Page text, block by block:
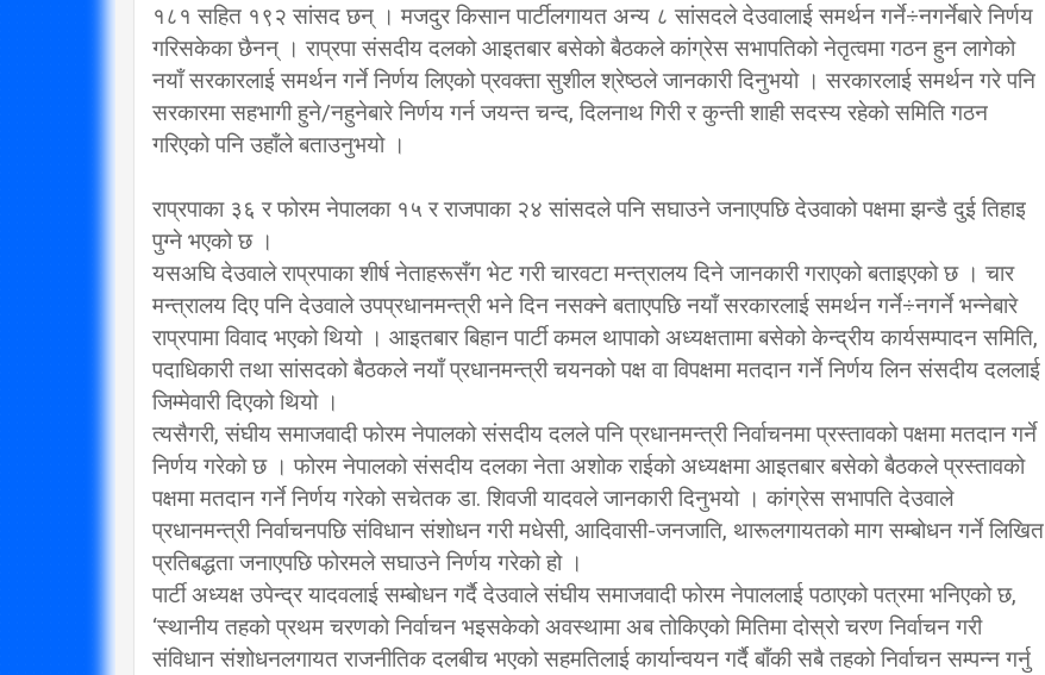
१८१ सहित १९२ सांसद छन् । मजदुर किसान पार्टीलगायत अन्य ८ सांसदले देउवालाई समर्थन गर्ने÷नगर्नेबारे निर्णय
गरिसकेका छैनन् । राप्रपा संसदीय दलको आइतबार बसेको बैठकले कांग्रेस सभापतिको नेतृत्वमा गठन हुन लागेको
नयाँ सरकारलाई समर्थन गर्ने निर्णय लिएको प्रवक्ता सुशील श्रेष्ठले जानकारी दिनुभयो । सरकारलाई समर्थन गरे पनि
सरकारमा सहभागी हुने/नहुनेबारे निर्णय गर्न जयन्त चन्द, दिलनाथ गिरी र कुन्ती शाही सदस्य रहेको समिति गठन
गरिएको पनि उहाँले बताउनुभयो ।
राप्रपाका ३६ र फोरम नेपालका १५ र राजपाका २४ सांसदले पनि सघाउने जनाएपछि देउवाको पक्षमा झन्डै दुई तिहाइ
पुग्ने भएको छ ।
यसअघि देउवाले राप्रपाका शीर्ष नेताहरूसँग भेट गरी चारवटा मन्त्रालय दिने जानकारी गराएको बताइएको छ । चार
मन्त्रालय दिए पनि देउवाले उपप्रधानमन्त्री भने दिन नसक्ने बताएपछि नयाँ सरकारलाई समर्थन गर्ने÷नगर्ने भन्नेबारे
राप्रपामा विवाद भएको थियो । आइतबार बिहान पार्टी कमल थापाको अध्यक्षतामा बसेको केन्द्रीय कार्यसम्पादन समिति,
पदाधिकारी तथा सांसदको बैठकले नयाँ प्रधानमन्त्री चयनको पक्ष वा विपक्षमा मतदान गर्ने निर्णय लिन संसदीय दललाई
जिम्मेवारी दिएको थियो ।
त्यसैगरी, संघीय समाजवादी फोरम नेपालको संसदीय दलले पनि प्रधानमन्त्री निर्वाचनमा प्रस्तावको पक्षमा मतदान गर्ने
निर्णय गरेको छ । फोरम नेपालको संसदीय दलका नेता अशोक राईको अध्यक्षमा आइतबार बसेको बैठकले प्रस्तावको
पक्षमा मतदान गर्ने निर्णय गरेको सचेतक डा. शिवजी यादवले जानकारी दिनुभयो । कांग्रेस सभापति देउवाले
प्रधानमन्त्री निर्वाचनपछि संविधान संशोधन गरी मधेसी, आदिवासी-जनजाति, थारूलगायतको माग सम्बोधन गर्ने लिखित
प्रतिबद्धता जनाएपछि फोरमले सघाउने निर्णय गरेको हो ।
पार्टी अध्यक्ष उपेन्द्र यादवलाई सम्बोधन गर्दै देउवाले संघीय समाजवादी फोरम नेपाललाई पठाएको पत्रमा भनिएको छ,
‘स्थानीय तहको प्रथम चरणको निर्वाचन भइसकेको अवस्थामा अब तोकिएको मितिमा दोस्रो चरण निर्वाचन गरी
संविधान संशोधनलगायत राजनीतिक दलबीच भएको सहमतिलाई कार्यान्वयन गर्दै बाँकी सबै तहको निर्वाचन सम्पन्न गर्नु
विप्लव समूह संविधानको
दायराभित्र आएर हिँड्नुको
विकल्प छैन् : मुख्यमन्त्री राई
3/10/2018
सरकारलाई विप्लव चुनौति, के
गर्छ अब सरकार ?
2/21/2018
‘कम्युनिस्टको खोल ओढेका
पुराना पार्टीहरु चक्रपथमा
जति घुमे पनि कहिँ पुग्दैनन्’
2/21/2018